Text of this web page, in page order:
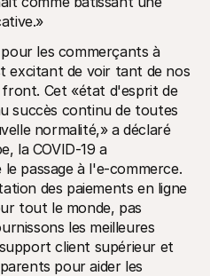
les commerçants à
excitant de voir tant de nos
Cet «état d'esprit de
succès continu de toutes
normalité,» a déclaré
la COVID-19 a
passage à l'e-commerce.
des paiements en ligne
tout le monde, pas
les meilleures
client supérieur et
pour aider les